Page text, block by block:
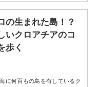
の生まれた島！？
いクロアチアのコ
歩く
に何百もの島を有しているク